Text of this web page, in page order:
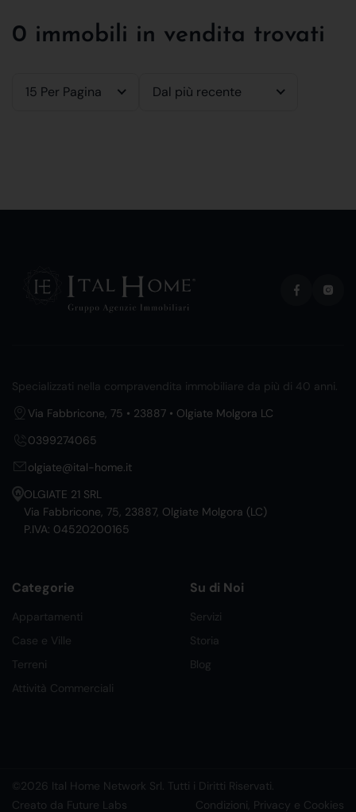
0 immobili in vendita trovati
15 Per Pagina Dal più recente
Specializzati nella compravendita immobiliare da più di 40 anni.
Via Fabbricone, 75 • 23887 • Olgiate Molgora LC
0399274065
olgiate@ital-home.it
OLGIATE 21 SRL
Via Fabbricone, 75, 23887, Olgiate Molgora (LC)
P.IVA: 04520200165
Categorie
Appartamenti
Case e Ville
Terreni
Attività Commerciali
Su di Noi
Servizi
Storia
Blog
©2026 Ital Home Network Srl. Tutti i Diritti Riservati.
Creato da Future Labs
Condizioni, Privacy e Cookies